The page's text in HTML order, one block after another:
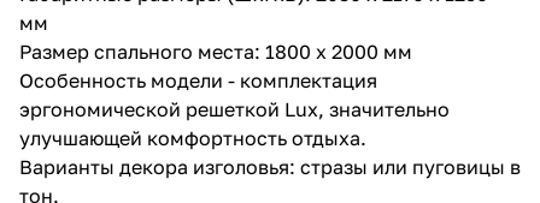
мм
Размер спального места: 1800 х 2000 мм
Особенность модели - комплектация
эргономической решеткой Lux, значительно
улучшающей комфортность отдыха.
Варианты декора изголовья: стразы или пуговицы в
тон.